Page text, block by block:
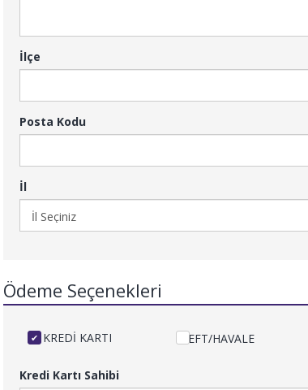
İlçe
Posta Kodu
İl
Ödeme Seçenekleri
KREDİ KARTI EFT/HAVALE
Kredi Kartı Sahibi